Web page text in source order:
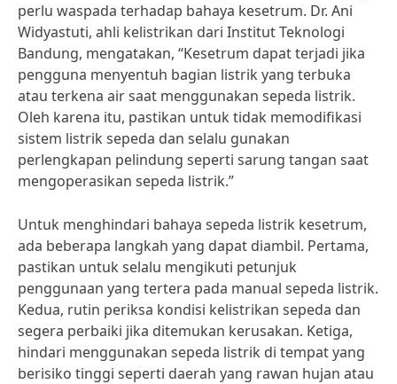
perlu waspada terhadap bahaya kesetrum. Dr. Ani
Widyastuti, ahli kelistrikan dari Institut Teknologi
Bandung, mengatakan, “Kesetrum dapat terjadi jika
pengguna menyentuh bagian listrik yang terbuka
atau terkena air saat menggunakan sepeda listrik.
Oleh karena itu, pastikan untuk tidak memodifikasi
sistem listrik sepeda dan selalu gunakan
perlengkapan pelindung seperti sarung tangan saat
mengoperasikan sepeda listrik.”
Untuk menghindari bahaya sepeda listrik kesetrum,
ada beberapa langkah yang dapat diambil. Pertama,
pastikan untuk selalu mengikuti petunjuk
penggunaan yang tertera pada manual sepeda listrik.
Kedua, rutin periksa kondisi kelistrikan sepeda dan
segera perbaiki jika ditemukan kerusakan. Ketiga,
hindari menggunakan sepeda listrik di tempat yang
berisiko tinggi seperti daerah yang rawan hujan atau